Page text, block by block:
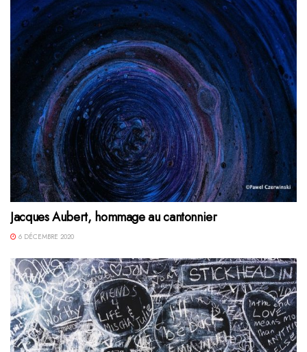
Jacques Aubert, hommage au cantonnier
6 DÉCEMBRE 2020